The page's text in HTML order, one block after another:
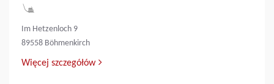
Im Hetzenloch 9
89558 Böhmenkirch
Więcej szczegółów